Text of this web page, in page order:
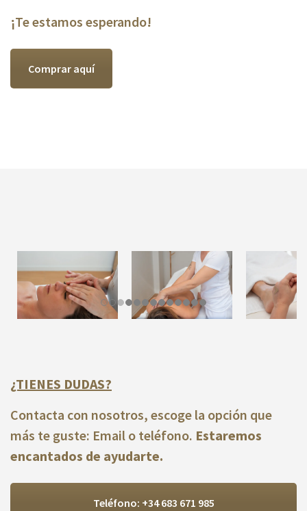
¡Te estamos esperando!
Comprar aquí
¿TIENES DUDAS?
Contacta con nosotros, escoge la opción que
más te guste: Email o teléfono. Estaremos
encantados de ayudarte.
Teléfono: +34 683 671 985